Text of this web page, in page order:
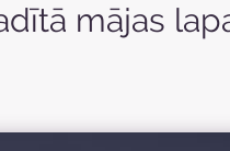
mājas